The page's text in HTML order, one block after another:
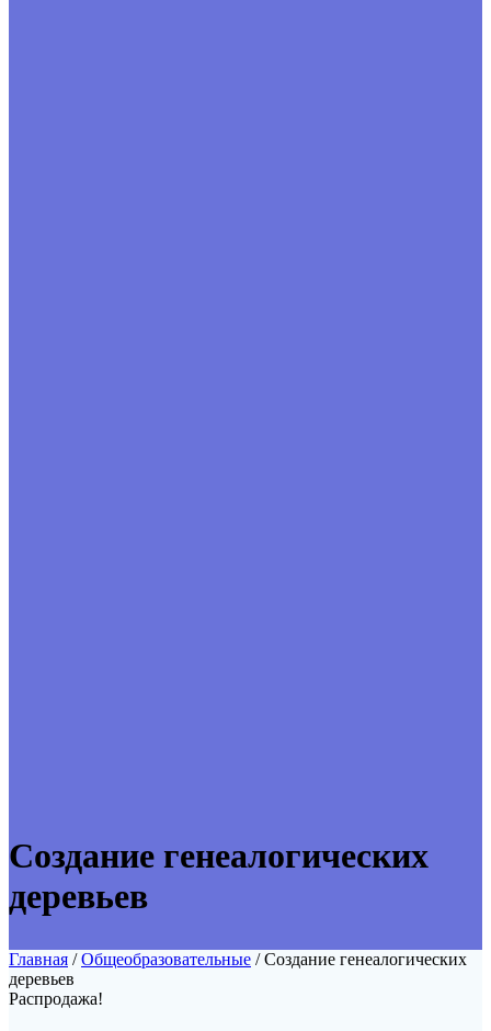
Создание генеалогических
деревьев
Главная /Общеобразовательные / Создание генеалогических
деревьев
Распродажа!